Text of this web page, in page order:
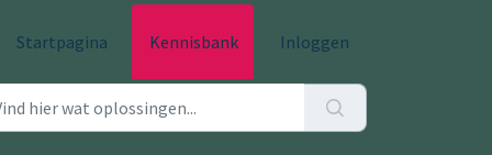
Startpagina Kennisbank Inloggen